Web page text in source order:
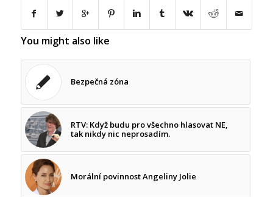
You might also like
Bezpečná zóna
RTV: Když budu pro všechno hlasovat NE,
tak nikdy nic neprosadím.
Morální povinnost Angeliny Jolie